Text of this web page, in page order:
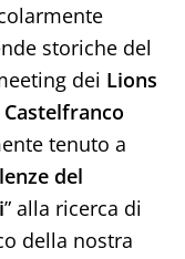
storiche del
dei Lions
Castelfranco
tenuto a
del
” alla ricerca di
della nostra